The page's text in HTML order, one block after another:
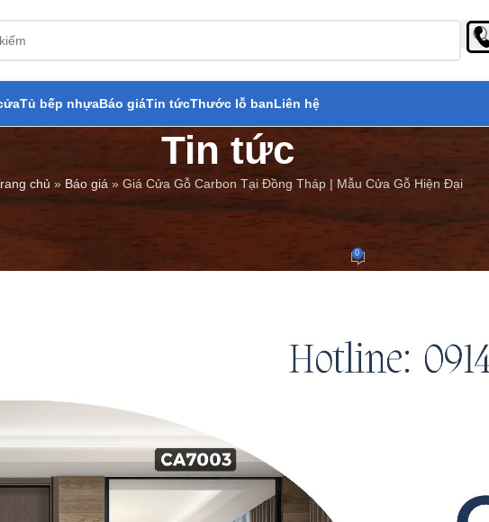
Tủ bếp nhựaBáo giáTin tứcThước lỗ banLiên hệ
Tin tức
chủ » Báo giá » Giá Cửa Gỗ Carbon Tại Đồng Tháp | Mẫu Cửa Gỗ Hiện Đại
Carbon Tại Đồng Tháp | Mẫu Cửa Gỗ
0